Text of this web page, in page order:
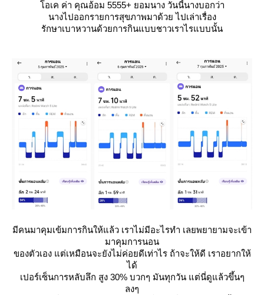
อเค ค่า คุณอ้อม 5555+ ยอมนาง วันนี้นางบอกว่า
นางไปออกรายการสุขภาพมาด้วย ไปเล่าเรื่อง
รักษาเบาหวานด้วยการกินแบบชาวเราไรแบบนั้น
มีคนมาคุมเข้มการกินให้แล้ว เราไม่มีอะไรทำ เลยพยายามจะเข้า
มาคุมการนอน
ของตัวเอง แต่เหมือนจะยังไม่ค่อยดีเท่าไร ถ้าจะให้ดี เราอยากให้
ได้
เปอร์เซ็นการหลับลึก สูง 30% บวกๆ มันทุกวัน แต่นี่ดูแล้วขึ้นๆ
ลงๆ